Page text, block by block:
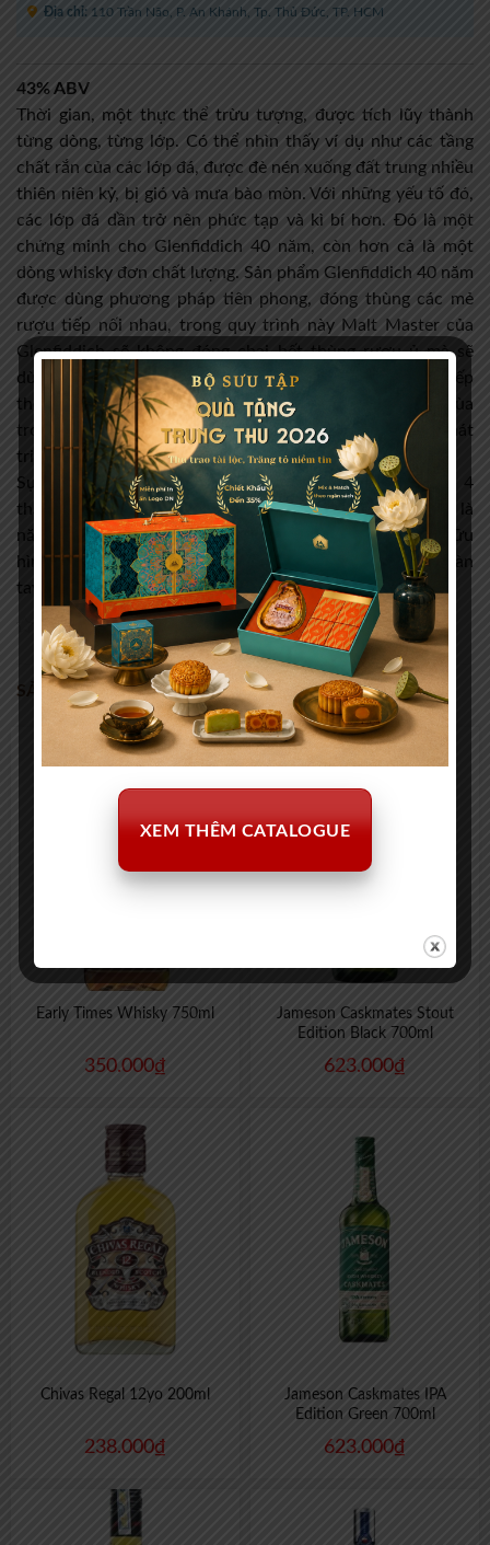
Địa chỉ: 110 Trần Não, P. An Khánh, Tp. Thủ Đức, TP. HCM
43% ABV
Thời gian, một thực thể trừu tượng, được tích lũy thành
từng dòng, từng lớp. Có thể nhìn thấy ví dụ như các tầng
chất rắn của các lớp đá, được đè nén xuống đất trung nhiều
thiên niên kỷ, bị gió và mưa bào mòn. Với những yếu tố đó,
các lớp đá dần trở nên phức tạp và kì bí hơn. Đó là một
chứng minh cho Glenfiddich 40 năm, còn hơn cả là một
dòng whisky đơn chất lượng. Sản phẩm Glenfiddich 40 năm
được dùng phương pháp tiên phong, đóng thùng các mẻ
rượu tiếp nối nhau, trong quy trình này Malt Master của
Glenfiddich sẽ không đóng chai hết thùng rượu ủ mà sẽ
dùng để kết hợp với các thùng được lựa chọn cho mẻ tiếp
theo sau đó.Từ thùng này đến thùng khác, qua các mùa
trong năm, từng giọt rượu Whisky hấp thụ hương vị phát
triẻn mình theo những năm tháng trôi qua.
Sự kết hợp nhiều tầng lớp hương vị của whisky trong 4
thập kỷ để kết tinh thành 1 điều phi thưởng. Là thời gian, là
năm tuổi, là sự trưởng thành được tích góp. Vật lý, hữu
hình từng lớp hương vị được thể hiện rõ ràng nhờ đôi bàn
tay của bậc giả kim.
Đánh giá product
SẢN PHẨM TƯƠNG TỰ
Early Times Whisky 750ml
350.000₫
Jameson Caskmates Stout
Edition Black 700ml
623.000₫
Chivas Regal 12yo 200ml
238.000₫
Jameson Caskmates IPA
Edition Green 700ml
623.000₫
XEM THÊM CATALOGUE